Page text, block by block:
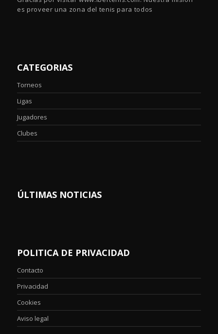
es proveer una zona del tenis para todos
CATEGORIAS
Torneos
Ligas
Jugadores
Clubes
ÚLTIMAS NOTICIAS
POLITICA DE PRIVACIDAD
Contacto
Privacidad
Cookies
Aviso legal